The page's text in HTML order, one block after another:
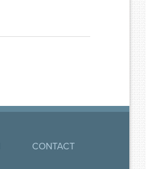
CONTACT